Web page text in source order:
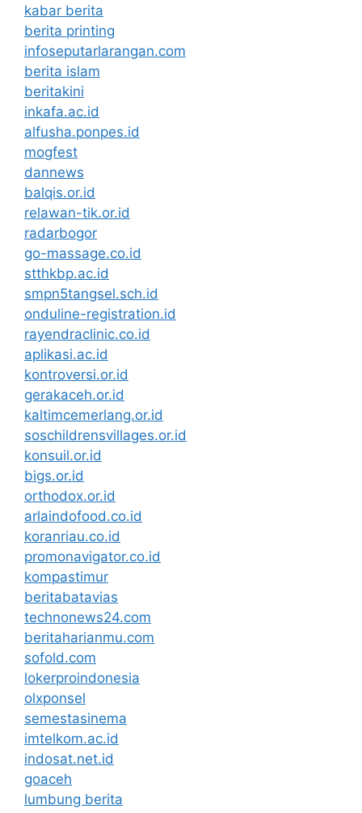
kabar berita
berita printing
infoseputarlarangan.com
berita islam
beritakini
inkafa.ac.id
alfusha.ponpes.id
mogfest
dannews
balqis.or.id
relawan-tik.or.id
radarbogor
go-massage.co.id
stthkbp.ac.id
smpn5tangsel.sch.id
onduline-registration.id
rayendraclinic.co.id
aplikasi.ac.id
kontroversi.or.id
gerakaceh.or.id
kaltimcemerlang.or.id
soschildrensvillages.or.id
konsuil.or.id
bigs.or.id
orthodox.or.id
arlaindofood.co.id
koranriau.co.id
promonavigator.co.id
kompastimur
beritabatavias
technonews24.com
beritaharianmu.com
sofold.com
lokerproindonesia
olxponsel
semestasinema
imtelkom.ac.id
indosat.net.id
goaceh
lumbung berita